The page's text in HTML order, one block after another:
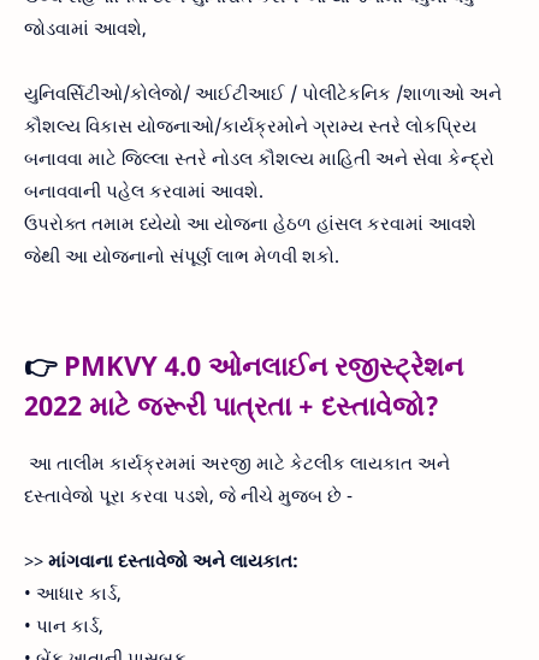
જોડવામાં આવશે,
યુનિવર્સિટીઓ/કોલેજો/ આઈટીઆઈ / પોલીટેકનિક /શાળાઓ અને
કૌશલ્ય વિકાસ યોજનાઓ/કાર્યક્રમોને ગ્રામ્ય સ્તરે લોકપ્રિય
બનાવવા માટે જિલ્લા સ્તરે નોડલ કૌશલ્ય માહિતી અને સેવા કેન્દ્રો
બનાવવાની પહેલ કરવામાં આવશે.
ઉપરોક્ત તમામ ધ્યેયો આ યોજના હેઠળ હાંસલ કરવામાં આવશે
જેથી આ યોજનાનો સંપૂર્ણ લાભ મેળવી શકો.
👉 PMKVY 4.0 ઓનલાઈન રજીસ્ટ્રેશન
2022 માટે જરૂરી પાત્રતા + દસ્તાવેજો?
આ તાલીમ કાર્યક્રમમાં અરજી માટે કેટલીક લાયકાત અને
દસ્તાવેજો પૂરા કરવા પડશે, જે નીચે મુજબ છે -
>> માંગવાના દસ્તાવેજો અને લાયકાત:
• આધાર કાર્ડ,
• પાન કાર્ડ,